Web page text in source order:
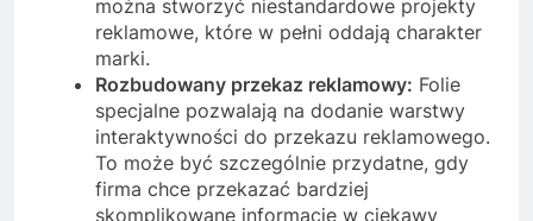
można stworzyć niestandardowe projekty
reklamowe, które w pełni oddają charakter
marki.
Rozbudowany przekaz reklamowy: Folie
specjalne pozwalają na dodanie warstwy
interaktywności do przekazu reklamowego.
To może być szczególnie przydatne, gdy
firma chce przekazać bardziej
skomplikowane informacje w ciekawy